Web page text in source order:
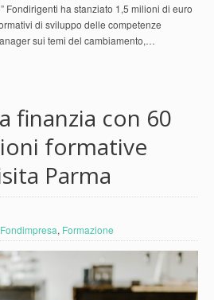
Fondirigenti ha stanziato 1,5 milioni di euro
di sviluppo delle competenze
sui temi del cambiamento,…
finanzia con 60
formative
Parma
Fondimpresa, Formazione